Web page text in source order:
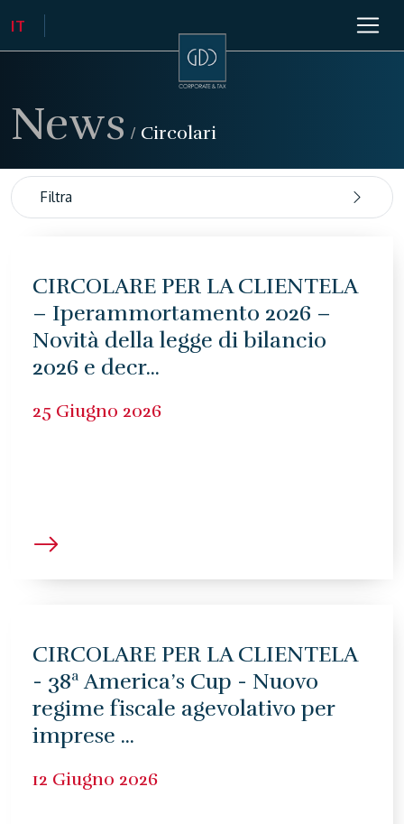
News / Circolari
Filtra
CIRCOLARE PER LA CLIENTELA
– Iperammortamento 2026 –
Novità della legge di bilancio
2026 e decr...
25 Giugno 2026
CIRCOLARE PER LA CLIENTELA
- 38ª America’s Cup - Nuovo
regime fiscale agevolativo per
imprese ...
12 Giugno 2026